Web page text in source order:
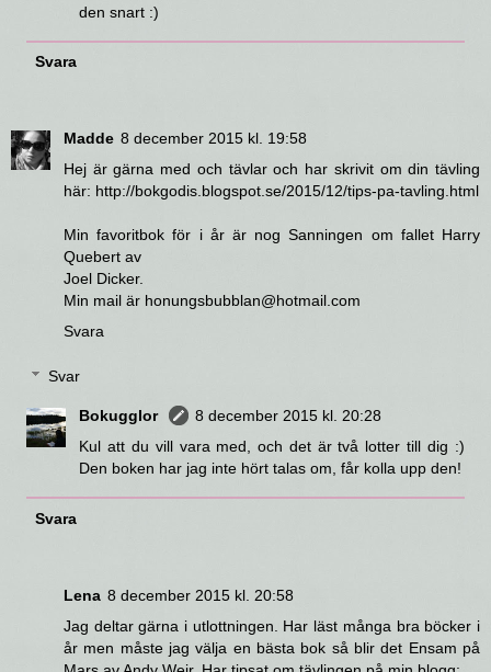
den snart :)
Svara
Madde 8 december 2015 kl. 19:58
Hej är gärna med och tävlar och har skrivit om din tävling
här: http://bokgodis.blogspot.se/2015/12/tips-pa-tavling.html
Min favoritbok för i år är nog Sanningen om fallet Harry
Quebert av
Joel Dicker.
Min mail är honungsbubblan@hotmail.com
Svara
Svar
Bokugglor
8 december 2015 kl. 20:28
Kul att du vill vara med, och det är två lotter till dig :)
Den boken har jag inte hört talas om, får kolla upp den!
Svara
Lena 8 december 2015 kl. 20:58
Jag deltar gärna i utlottningen. Har läst många bra böcker i
år men måste jag välja en bästa bok så blir det Ensam på